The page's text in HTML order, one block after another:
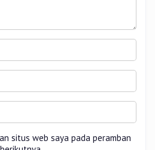
situs web saya pada peramban